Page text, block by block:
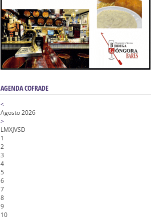
AGENDA COFRADE
<
Agosto 2026
>
LMXJVSD
1
2
3
4
5
6
7
8
9
10